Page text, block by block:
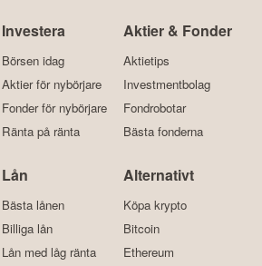
Investera
Börsen idag
Aktier för nybörjare
Fonder för nybörjare
Ränta på ränta
Aktier & Fonder
Aktietips
Investmentbolag
Fondrobotar
Bästa fonderna
Lån
Bästa lånen
Billiga lån
Lån med låg ränta
Alternativt
Köpa krypto
Bitcoin
Ethereum